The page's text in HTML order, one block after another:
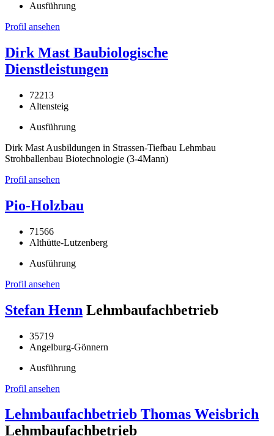
Ausführung
Profil ansehen
Dirk Mast Baubiologische
Dienstleistungen
72213
Altensteig
Ausführung
Dirk Mast Ausbildungen in Strassen-Tiefbau Lehmbau
Strohballenbau Biotechnologie (3-4Mann)
Profil ansehen
Pio-Holzbau
71566
Althütte-Lutzenberg
Ausführung
Profil ansehen
Stefan Henn Lehmbaufachbetrieb
35719
Angelburg-Gönnern
Ausführung
Profil ansehen
Lehmbaufachbetrieb Thomas Weisbrich
Lehmbaufachbetrieb